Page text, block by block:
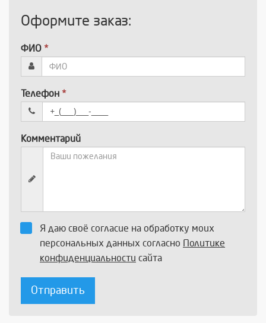
Оформите заказ:
ФИО *
Телефон *
Комментарий
Я даю своё согласие на обработку моих
персональных данных согласно Политике
конфиденциальности сайта
Отправить